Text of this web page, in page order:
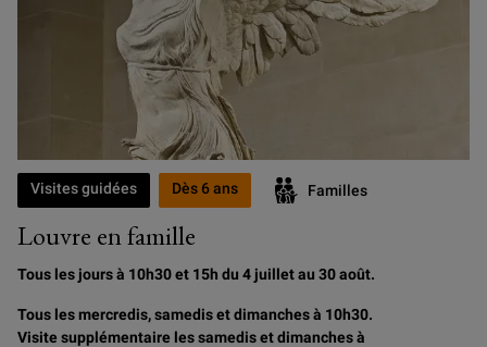
Louvre en famille
Visites guidées Dès 6 ans Familles
Tous les jours à 10h30 et 15h du 4 juillet au 30 août.
Tous les mercredis, samedis et dimanches à 10h30.
Visite supplémentaire les samedis et dimanches à